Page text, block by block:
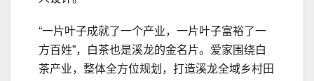
“一片叶子成就了一个产业，一片叶子富裕了一
方百姓”，白茶也是溪龙的金名片。爱家围绕白
茶产业，整体全方位规划，打造溪龙全域乡村田